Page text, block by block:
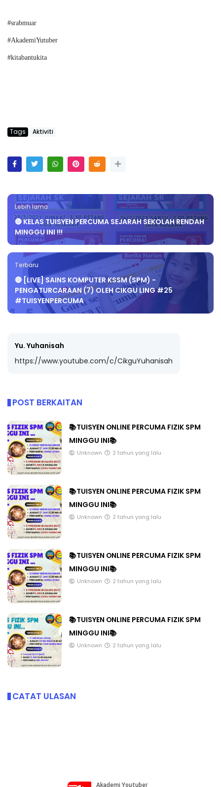
#srabmuar
#AkademiYutuber
#kitabantukita
Tags Aktiviti
Lebih lama
🔴 KELAS TUISYEN PERCUMA SEJARAH SEKOLAH RENDAH
MINGGU INI !!!
Terbaru
🔴 [LIVE] SAINS KOMPUTER KSSM (SPM) -
PENGATURCARAAN (7) OLEH CIKGU LING #25
#TUISYENPERCUMA
Yu. Yuhanisah
https://www.youtube.com/c/CikguYuhanisah
POST BERKAITAN
📚TUISYEN ONLINE PERCUMA FIZIK SPM
MINGGU INI📚
Unknown 2 tahun yang lalu
📚TUISYEN ONLINE PERCUMA FIZIK SPM
MINGGU INI📚
Unknown 2 tahun yang lalu
📚TUISYEN ONLINE PERCUMA FIZIK SPM
MINGGU INI📚
Unknown 2 tahun yang lalu
📚TUISYEN ONLINE PERCUMA FIZIK SPM
MINGGU INI📚
Unknown 2 tahun yang lalu
CATAT ULASAN